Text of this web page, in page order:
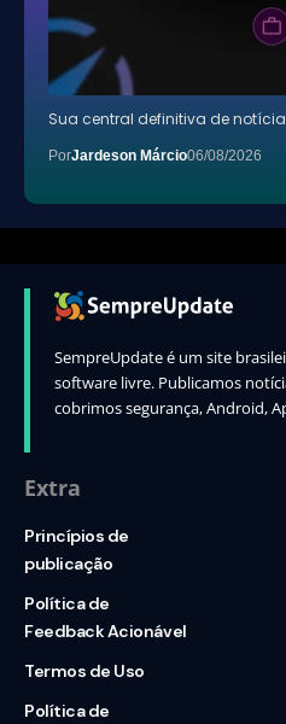
Sua central definitiva de
PorJardeson Márcio06/08/2026
SempreUpdate é um site
software livre. Publicamos
cobrimos segurança, Android,
Extra
Princípios de
publicação
Política de
Feedback Acionável
Termos de Uso
Política de